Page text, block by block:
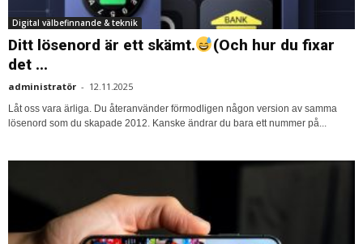
Digital välbefinnande & teknik
Ditt lösenord är ett skämt.
(Och hur du fixar
det ...
administratör - 12.11.2025
Låt oss vara ärliga. Du återanvänder förmodligen någon version av samma
lösenord som du skapade 2012. Kanske ändrar du bara ett nummer på...